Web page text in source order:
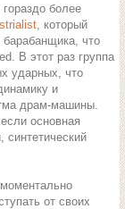
более
, который
барабанщика, что
В этот раз группа
ударных, что
и
драм-машины.
основная
синтетический
от своих